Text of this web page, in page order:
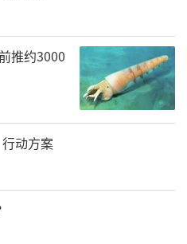
心部件，牵引电机如同
地铁8号线的牵引电
安中车永电捷通电气
为8号线列车提供了全
引变流器、高频辅助
推约3000
动方案